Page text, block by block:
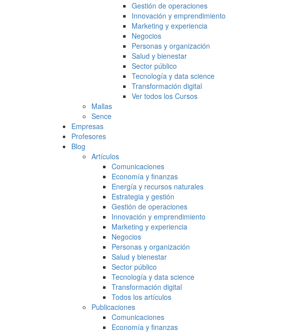
Gestión de operaciones
Innovación y emprendimiento
Marketing y experiencia
Negocios
Personas y organización
Salud y bienestar
Sector público
Tecnología y data science
Transformación digital
Ver todos los Cursos
Mallas
Sence
Empresas
Profesores
Blog
Artículos
Comunicaciones
Economía y finanzas
Energía y recursos naturales
Estrategia y gestión
Gestión de operaciones
Innovación y emprendimiento
Marketing y experiencia
Negocios
Personas y organización
Salud y bienestar
Sector público
Tecnología y data science
Transformación digital
Todos los artículos
Publicaciones
Comunicaciones
Economía y finanzas